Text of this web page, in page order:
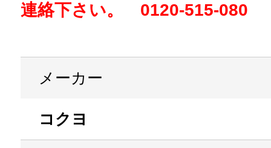
連絡下さい。 0120-515-080
メーカー
コクヨ